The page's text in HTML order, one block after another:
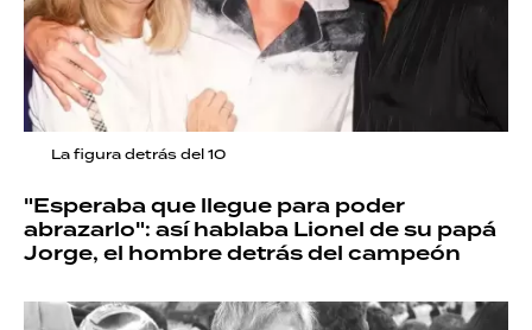
La figura detrás del 10
"Esperaba que llegue para poder
abrazarlo": así hablaba Lionel de su papá
Jorge, el hombre detrás del campeón